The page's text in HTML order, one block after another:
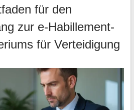
für den
zur e-Habillement-
für Verteidigung